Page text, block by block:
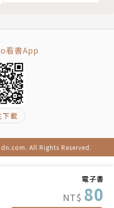
電子書
NT$ 80
看書App
下載
All Rights Reserved.